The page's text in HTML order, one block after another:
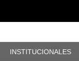
INSTITUCIONALES